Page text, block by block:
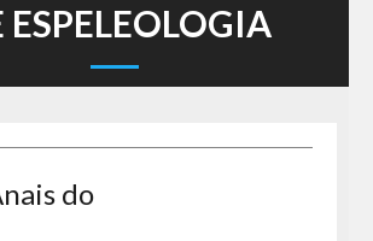
ESPELEOLOGIA
do